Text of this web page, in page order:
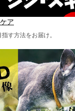
ア
す方法をお届け。